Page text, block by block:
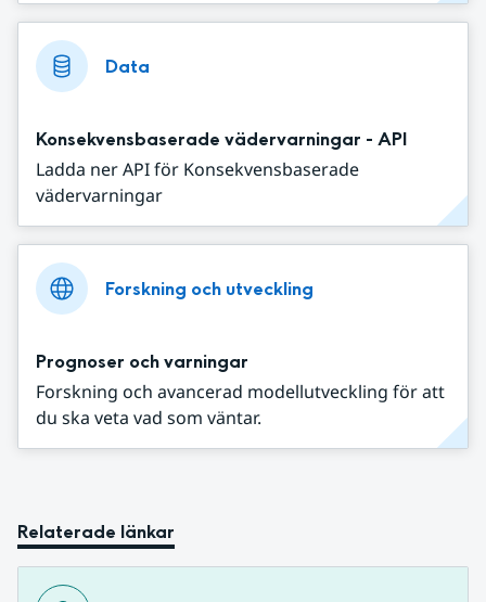
Data
Konsekvensbaserade vädervarningar - API
Ladda ner API för Konsekvensbaserade
vädervarningar
Forskning och utveckling
Prognoser och varningar
Forskning och avancerad modellutveckling för att
du ska veta vad som väntar.
Relaterade länkar